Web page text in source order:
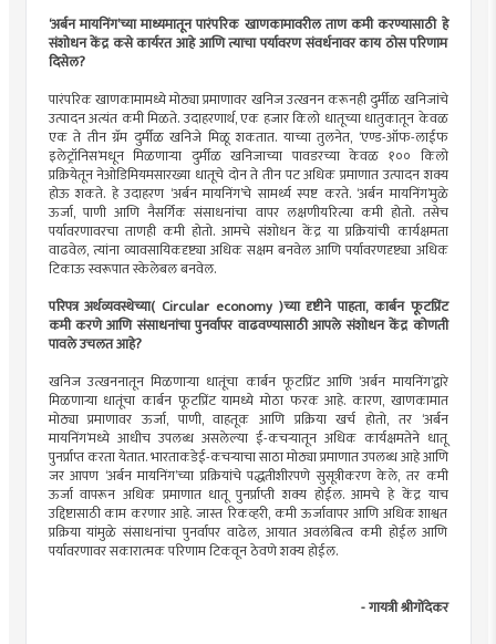
‘अर्बन मायनिंग’च्या माध्यमातून पारंपरिक खाणकामावरील ताण कमी करण्यासाठी हे
संशोधन केंद्र कसे कार्यरत आहे आणि त्याचा पर्यावरण संवर्धनावर काय ठोस परिणाम
दिसेल?
पारंपरिक खाणकामामध्ये मोठ्या प्रमाणावर खनिज उत्खनन करूनही दुर्मीळ खनिजांचे
उत्पादन अत्यंत कमी मिळते. उदाहरणार्थ, एक हजार किलो धातूच्या धातुकातून केवळ
एक ते तीन ग्रॅम दुर्मीळ खनिजे मिळू शकतात. याच्या तुलनेत, ‘एण्ड-ऑफ-लाईफ
इलेट्रॉनिस’मधून मिळणार्‍या दुर्मीळ खनिजाच्या पावडरच्या केवळ १०० किलो
प्रक्रियेतून नेओडिमियमसारख्या धातूचे दोन ते तीन पट अधिक प्रमाणात उत्पादन शक्य
होऊ शकते. हे उदाहरण ‘अर्बन मायनिंग’चे सामर्थ्य स्पष्ट करते. ‘अर्बन मायनिंग’मुळे
ऊर्जा, पाणी आणि नैसर्गिक संसाधनांचा वापर लक्षणीयरित्या कमी होतो. तसेच
पर्यावरणावरचा ताणही कमी होतो. आमचे संशोधन केंद्र या प्रक्रियांची कार्यक्षमता
वाढवेल, त्यांना व्यावसायिकदृष्ट्या अधिक सक्षम बनवेल आणि पर्यावरणदृष्ट्या अधिक
टिकाऊ स्वरूपात स्केलेबल बनवेल.
परिपत्र अर्थव्यवस्थेच्या( Circular economy )च्या दृष्टीने पाहता, कार्बन फूटप्रिंट
कमी करणे आणि संसाधनांचा पुनर्वापर वाढवण्यासाठी आपले संशोधन केंद्र कोणती
पावले उचलत आहे?
खनिज उत्खननातून मिळणार्‍या धातूंचा कार्बन फूटप्रिंट आणि ‘अर्बन मायनिंग’द्वारे
मिळणार्‍या धातूंचा कार्बन फूटप्रिंट यामध्ये मोठा फरक आहे. कारण, खाणकामात
मोठ्या प्रमाणावर ऊर्जा, पाणी, वाहतूक आणि प्रक्रिया खर्च होतो, तर ‘अर्बन
मायनिंग’मध्ये आधीच उपलब्ध असलेल्या ई-कचर्‍यातून अधिक कार्यक्षमतेने धातू
पुनर्प्राप्त करता येतात. भारताकडेई-कचर्‍याचा साठा मोठ्या प्रमाणात उपलब्ध आहे आणि
जर आपण ‘अर्बन मायनिंग’च्या प्रक्रियांचे पद्धतीशीरपणे सुसूत्रीकरण केले, तर कमी
ऊर्जा वापरून अधिक प्रमाणात धातू पुनर्प्राप्ती शक्य होईल. आमचे हे केंद्र याच
उद्दिष्टासाठी काम करणार आहे. जास्त रिकव्हरी, कमी ऊर्जावापर आणि अधिक शाश्वत
प्रक्रिया यांमुळे संसाधनांचा पुनर्वापर वाढेल, आयात अवलंबित्व कमी होईल आणि
पर्यावरणावर सकारात्मक परिणाम टिकवून ठेवणे शक्य होईल.
- गायत्री श्रीगोंदेकर